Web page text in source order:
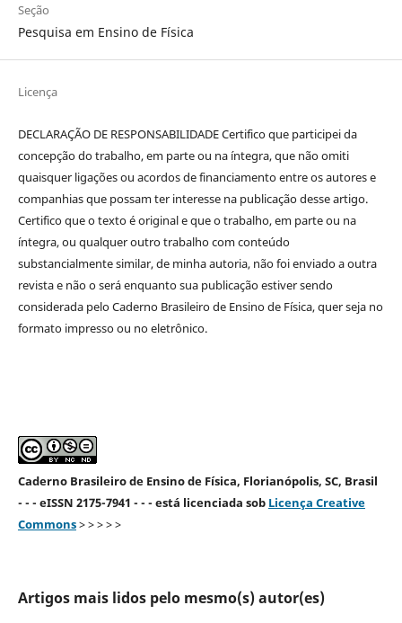
Seção
Pesquisa em Ensino de Física
Licença
DECLARAÇÃO DE RESPONSABILIDADE Certifico que participei da
concepção do trabalho, em parte ou na íntegra, que não omiti
quaisquer ligações ou acordos de financiamento entre os autores e
companhias que possam ter interesse na publicação desse artigo.
Certifico que o texto é original e que o trabalho, em parte ou na
íntegra, ou qualquer outro trabalho com conteúdo
substancialmente similar, de minha autoria, não foi enviado a outra
revista e não o será enquanto sua publicação estiver sendo
considerada pelo Caderno Brasileiro de Ensino de Física, quer seja no
formato impresso ou no eletrônico.
Caderno Brasileiro de Ensino de Física, Florianópolis, SC, Brasil
- - - eISSN 2175-7941 - - - está licenciada sob Licença Creative
Commons> > > > >
Artigos mais lidos pelo mesmo(s) autor(es)